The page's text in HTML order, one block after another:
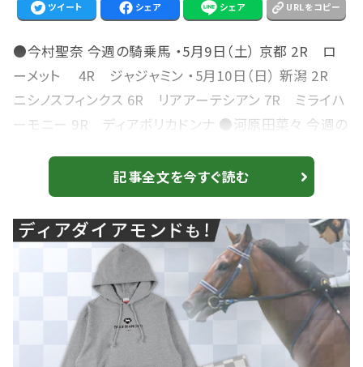
ツイート シェア シェア URLをコピー
●今村聖奈 今週の騎乗馬 ・5月9日（土） 京都 2R ロ
ーメット 4R ジャジャミン ・5月10日（日） 新潟 2R
ニシノスフィンクス 6R リアアーテシアン 7R ミライハ
ーモニー 9R ディアボリカドンナ ●河原田菜々 今週の
マーレシチー 8R ラグナトーレ 11R トーアアイギス
12R ナムラジミー ・5月10日（日） 新潟 1R アルデナ
イン 2R セントリアン 3R メイショウイッカク 5R ウ
インプライム 6R ミルトメロディ...
記事全文を今すぐ読む